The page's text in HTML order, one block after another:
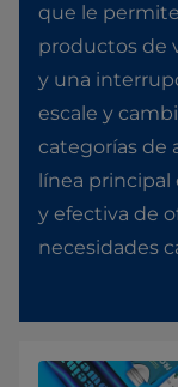
que le
productos de
y una
escale y
categorías de
línea
y efectiva de
necesidades